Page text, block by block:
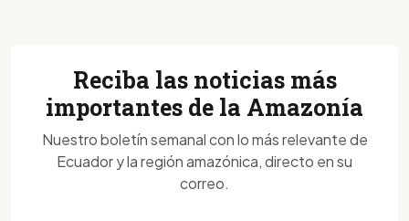
Reciba las noticias más
importantes de la Amazonía
Nuestro boletín semanal con lo más relevante de
Ecuador y la región amazónica, directo en su
correo.